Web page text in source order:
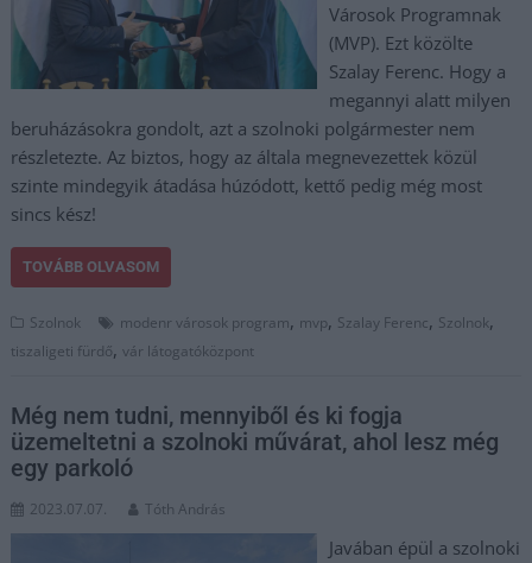
Városok Programnak
(MVP). Ezt közölte
Szalay Ferenc. Hogy a
megannyi alatt milyen
beruházásokra gondolt, azt a szolnoki polgármester nem
részletezte. Az biztos, hogy az általa megnevezettek közül
szinte mindegyik átadása húzódott, kettő pedig még most
sincs kész!
TOVÁBB OLVASOM
Szolnok modenr városok program, mvp, Szalay Ferenc, Szolnok,
tiszaligeti fürdő,vár látogatóközpont
Még nem tudni, mennyiből és ki fogja
üzemeltetni a szolnoki művárat, ahol lesz még
egy parkoló
2023.07.07. Tóth András
Javában épül a szolnoki